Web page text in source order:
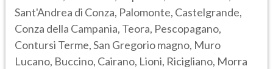
Sant'Andrea di Conza, Palomonte, Castelgrande,
Conza della Campania, Teora, Pescopagano,
Contursi Terme, San Gregorio magno, Muro
Lucano, Buccino, Cairano, Lioni, Ricigliano, Morra